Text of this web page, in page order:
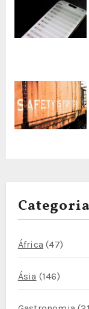
a
i
g
África (47)
Ásia (146)